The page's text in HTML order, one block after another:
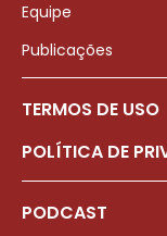
Equipe
Publicações
TERMOS DE USO
POLÍTICA DE
PODCAST